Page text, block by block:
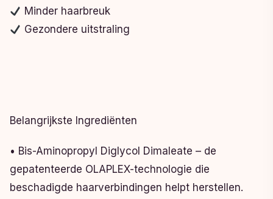
Minder haarbreuk
Gezondere uitstraling
Belangrijkste Ingrediënten
• Bis-Aminopropyl Diglycol Dimaleate – de
gepatenteerde OLAPLEX-technologie die
beschadigde haarverbindingen helpt herstellen.